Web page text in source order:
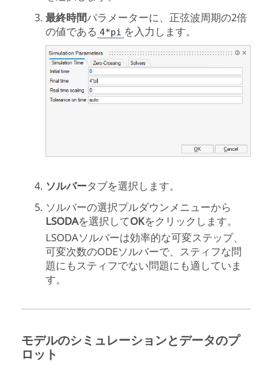
最終時間パラメーターに、正弦波周期の2倍
の値である 4*pi を入力します。
ソルバータブを選択します。
ソルバーの選択プルダウンメニューから
LSODAを選択してOKをクリックします。
LSODAソルバーは効率的な可変ステップ、
可変次数のODEソルバーで、スティフな問
題にもスティフでない問題にも適していま
す。
モデルのシミュレーションとデータのプ
ロット